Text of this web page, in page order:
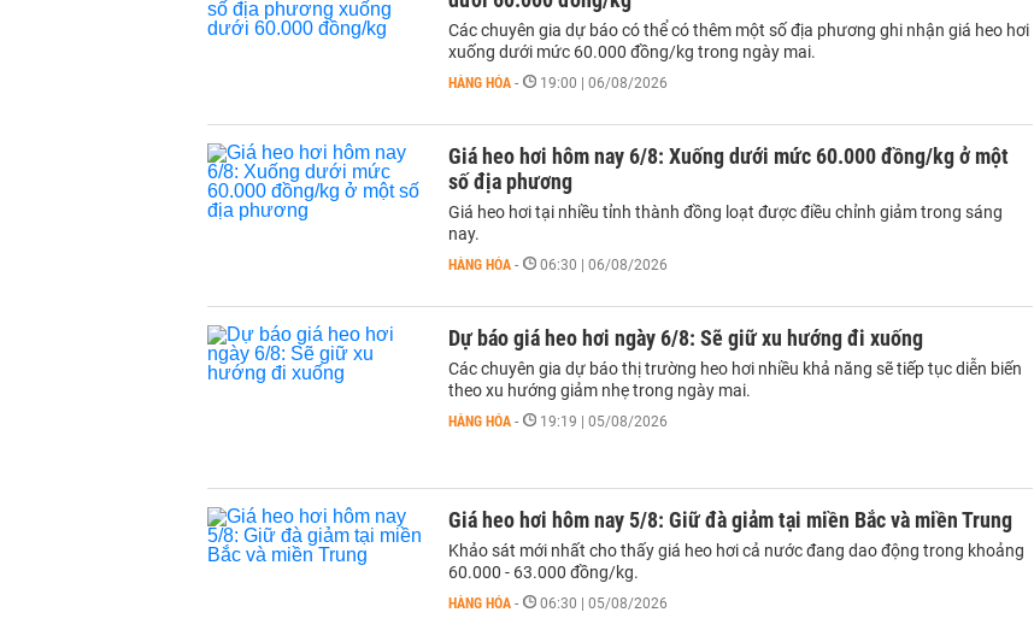
Các chuyên gia dự báo có thể có thêm một số địa phương ghi nhận giá heo hơi
xuống dưới mức 60.000 đồng/kg trong ngày mai.
HÀNG HÓA - 19:00 | 06/08/2026
Giá heo hơi hôm nay 6/8: Xuống dưới mức 60.000 đồng/kg ở một
số địa phương
Giá heo hơi tại nhiều tỉnh thành đồng loạt được điều chỉnh giảm trong sáng
nay.
HÀNG HÓA - 06:30 | 06/08/2026
Dự báo giá heo hơi ngày 6/8: Sẽ giữ xu hướng đi xuống
Các chuyên gia dự báo thị trường heo hơi nhiều khả năng sẽ tiếp tục diễn biến
theo xu hướng giảm nhẹ trong ngày mai.
HÀNG HÓA - 19:19 | 05/08/2026
Giá heo hơi hôm nay 5/8: Giữ đà giảm tại miền Bắc và miền Trung
Khảo sát mới nhất cho thấy giá heo hơi cả nước đang dao động trong khoảng
60.000 - 63.000 đồng/kg.
HÀNG HÓA - 06:30 | 05/08/2026